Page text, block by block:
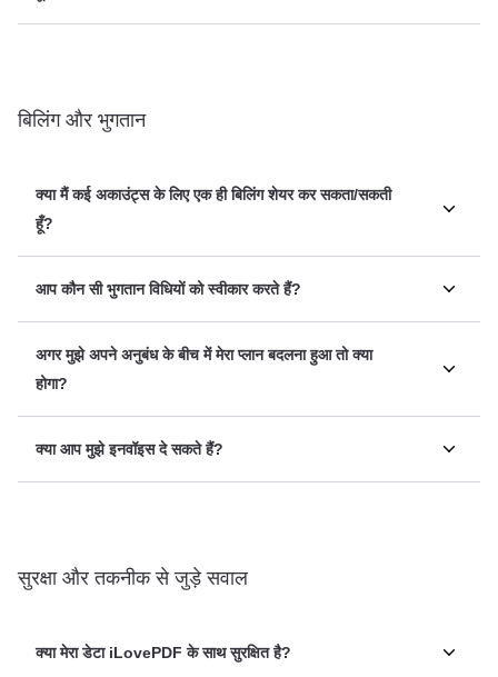
बिलिंग और भुगतान
क्या मैं कई अकाउंट्स के लिए एक ही बिलिंग शेयर कर सकता/सकती
हूँ?
आप कौन सी भुगतान विधियों को स्वीकार करते हैं?
अगर मुझे अपने अनुबंध के बीच में मेरा प्लान बदलना हुआ तो क्या
होगा?
क्या आप मुझे इनवॉइस दे सकते हैं?
सुरक्षा और तकनीक से जुड़े सवाल
क्या मेरा डेटा iLovePDF के साथ सुरक्षित है?